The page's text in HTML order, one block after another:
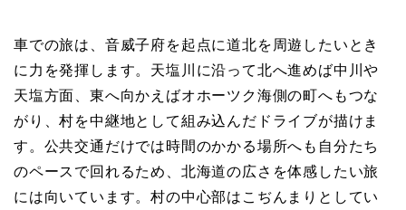
車での旅は、音威子府を起点に道北を周遊したいとき
に力を発揮します。天塩川に沿って北へ進めば中川や
天塩方面、東へ向かえばオホーツク海側の町へもつな
がり、村を中継地として組み込んだドライブが描けま
す。公共交通だけでは時間のかかる場所へも自分たち
のペースで回れるため、北海道の広さを体感したい旅
には向いています。村の中心部はこぢんまりとしてい